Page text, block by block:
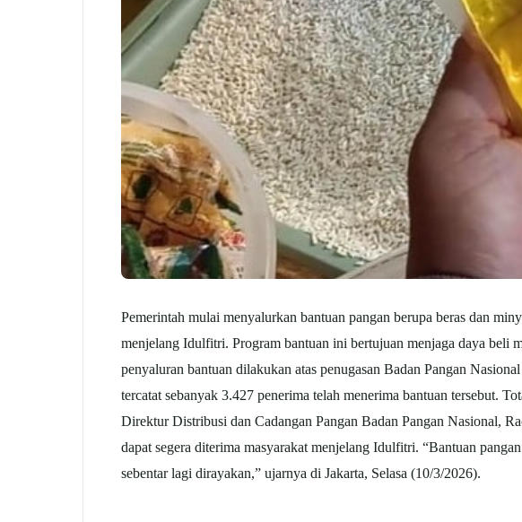
Pemerintah mulai menyalurkan bantuan pangan berupa beras dan
menjelang Idulfitri. Program bantuan ini bertujuan menjaga daya beli
penyaluran bantuan dilakukan atas penugasan Badan Pangan
tercatat sebanyak 3.427 penerima telah menerima bantuan tersebut.
Direktur Distribusi dan Cadangan Pangan Badan Pangan Nasional,
dapat segera diterima masyarakat menjelang Idulfitri. “Bantuan
sebentar lagi dirayakan,” ujarnya di Jakarta, Selasa (10/3/2026).